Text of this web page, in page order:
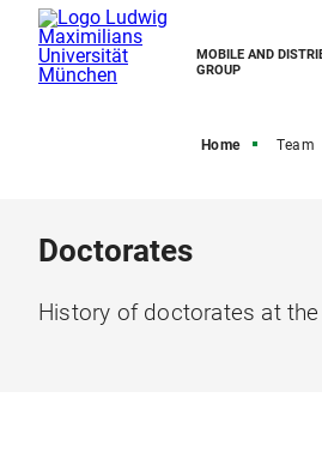
MOBILE AND
GROUP
Home Team
Doctorates
History of doctorates at